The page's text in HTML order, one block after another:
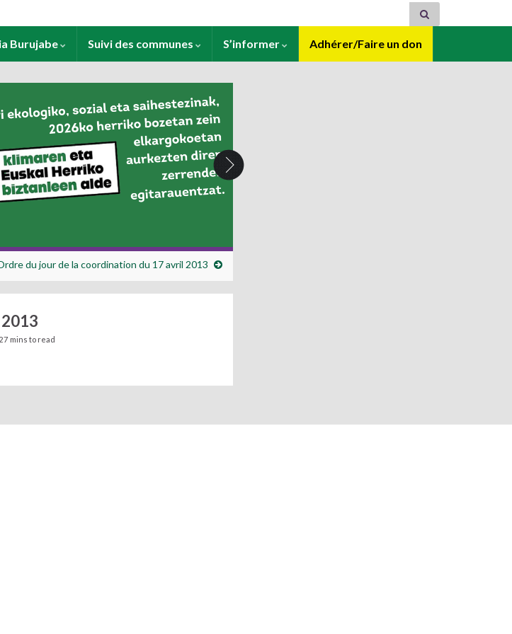
Burujabe Suivi des communes S’informer Adhérer/Faire un don
du jour de la coordination du 17 avril 2013
27 mins to read